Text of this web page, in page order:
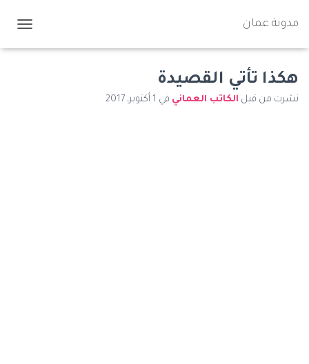
مدونة عمان
ب
هكذا تأتي القصيدة
نشرت من قبل الكاتب العماني في 1 أكتوبر، 2017